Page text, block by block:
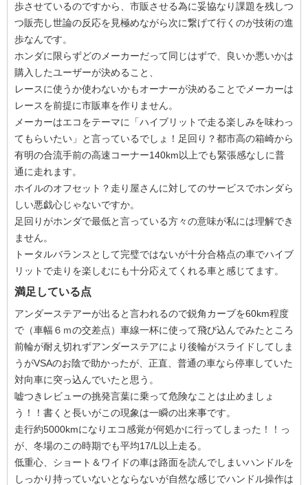
歩させているのですから、市販させる為に妥協なり課題を残しつ
つ販売し世論の反応を見極めながら次に繋げて行くのが技術の進
歩なんです。
ホンダに限らずどのメーカーだって同じはずで、良いか悪いかは
購入したユーザーが決めること、
レースに使うか使わないかもオーナーが決めることでメーカーは
レースを前提に市販車を作りません。
メーカーはエコをテーマに「ハイブリットで走る楽しみを味わっ
てもらいたい」と言っているでしょ！足回り？都市高の箱崎から
有明の合流手前の高速コーナー140km以上でも緊張感なしに普
通に走れます。
ホイルのオフセット？走り屋さんに対してのサービスでホンダら
しい悪戯心じゃないですか。
足回りがホンダで最低と言っている方々の意味が私には理解でき
ません。
トータルバランスとして完璧ではないが十分合格点の車でハイブ
リットで走りを楽しむにも十分応えてくれる車と感じてます。
満足している点
アンダーステアーが出ると言われるので鋭角カーブを60km程度
で（車幅６ｍの交差点）車線一杯に使って飛び込んでみたところ
前輪が耐え切れずアンダーステアにより後輪がスライドしてしま
うがVSAのお陰で助かったが、正直、普通の車なら停車していた
対向車に突っ込んでいたと思う。
嘘つきレビューの挑発言葉に乗って危険なことは止めましょ
う！！書くと長いがこの現象は一瞬の出来事です。
走行約5000kmになりエコ感覚が何処かに行ってしまった！！っ
が、冬場のこの時期でも平均17/L以上走る。
低重心、ショート＆ワイドの車は路面を読んでしまいハンドルを
しっかり持っていないとならないが自然な感じでハンドル操作は